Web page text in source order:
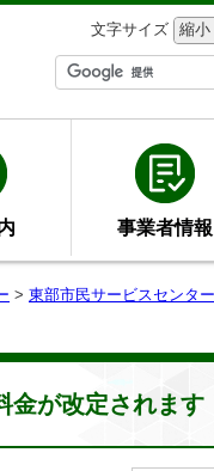
文字サイズ 縮小
事業者情報
> 東部市民サービスセンター
金が改定されます